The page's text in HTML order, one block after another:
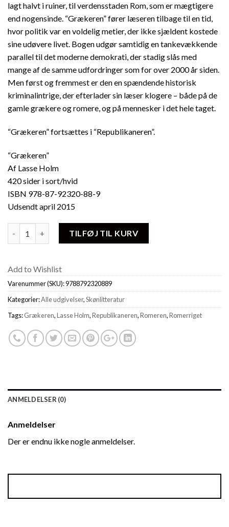
lagt halvt i ruiner, til verdensstaden Rom, som er mægtigere
end nogensinde. “Grækeren” fører læseren tilbage til en tid,
hvor politik var en voldelig metier, der ikke sjældent kostede
sine udøvere livet. Bogen udgør samtidig en tankevækkende
parallel til det moderne demokrati, der stadig slås med
mange af de samme udfordringer som for over 2000 år siden.
Men først og fremmest er den en spændende historisk
kriminalintrige, der efterlader sin læser klogere – både på de
gamle grækere og romere, og på mennesker i det hele taget.
“Grækeren” fortsættes i “Republikaneren”.
“Grækeren”
Af Lasse Holm
420 sider i sort/hvid
ISBN 978-87-92320-88-9
Udsendt april 2015
TILFØJ TIL KURV
Add to Wishlist
Varenummer (SKU):9788792320889
Kategorier:Alle udgivelser,Skønlitteratur
Tags:Grækeren,Lasse Holm,Republikaneren,Romeren,Romerriget
ANMELDELSER (0)
Anmeldelser
Der er endnu ikke nogle anmeldelser.